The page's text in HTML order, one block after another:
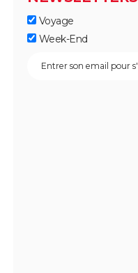
Voyage
Week-End